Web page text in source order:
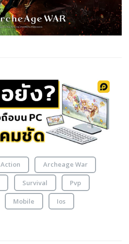
Action Archeage War
Survival Pvp
Mobile Ios